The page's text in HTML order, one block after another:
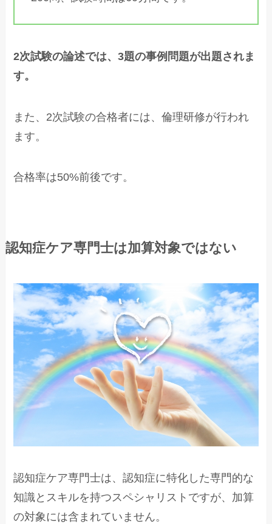
2次試験の論述では、3題の事例問題が出題されま
す。
また、2次試験の合格者には、倫理研修が行われ
ます。
合格率は50%前後です。
認知症ケア専門士は加算対象ではない
認知症ケア専門士は、認知症に特化した専門的な
知識とスキルを持つスペシャリストですが、加算
の対象には含まれていません。